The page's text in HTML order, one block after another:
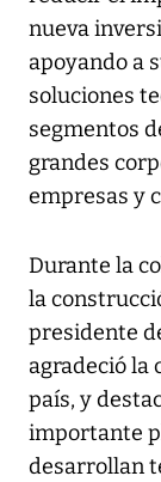
nueva
apoyando a
soluciones
segmentos
grandes
empresas y
Durante la
la
presidente
agradeció la
país, y
importante
desarrollan